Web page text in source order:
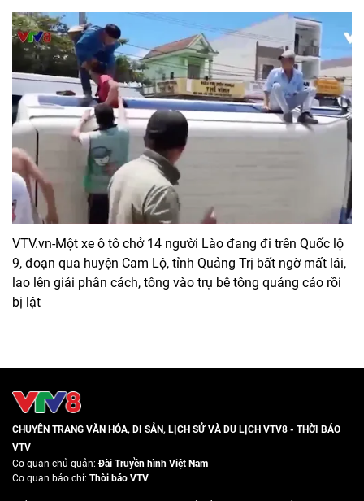
VTV.vn-Một xe ô tô chở 14 người Lào đang đi trên Quốc lộ
9, đoạn qua huyện Cam Lộ, tỉnh Quảng Trị bất ngờ mất lái,
lao lên giải phân cách, tông vào trụ bê tông quảng cáo rồi
bị lật
CHUYÊN TRANG VĂN HÓA, DI SẢN, LỊCH SỬ VÀ DU LỊCH VTV8 - THỜI BÁO
VTV
Cơ quan chủ quản:Đài Truyền hình Việt Nam
Cơ quan báo chí: Thời báo VTV